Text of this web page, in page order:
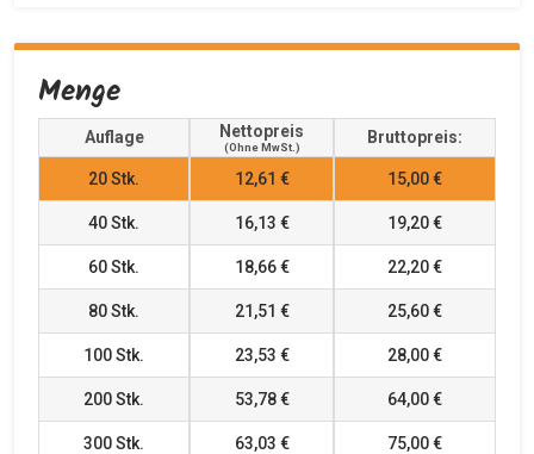
Menge
Auflage Nettopreis
(ohne MwSt.)
Bruttopreis:
20Stk. 12,61 € 15,00 €
40Stk. 16,13 € 19,20 €
60Stk. 18,66 € 22,20 €
80Stk. 21,51 € 25,60 €
100Stk. 23,53 € 28,00 €
200Stk. 53,78 € 64,00 €
300Stk. 63,03 € 75,00 €